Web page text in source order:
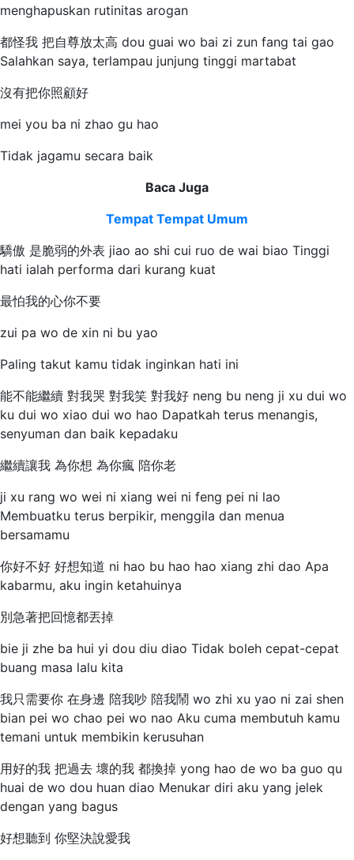
menghapuskan rutinitas arogan
都怪我 把自尊放太高 dou guai wo bai zi zun fang tai gao
Salahkan saya, terlampau junjung tinggi martabat
沒有把你照顧好
mei you ba ni zhao gu hao
Tidak jagamu secara baik
Baca Juga
Tempat Tempat Umum
驕傲 是脆弱的外表 jiao ao shi cui ruo de wai biao Tinggi
hati ialah performa dari kurang kuat
最怕我的心你不要
zui pa wo de xin ni bu yao
Paling takut kamu tidak inginkan hati ini
能不能繼續 對我哭 對我笑 對我好 neng bu neng ji xu dui wo
ku dui wo xiao dui wo hao Dapatkah terus menangis,
senyuman dan baik kepadaku
繼續讓我 為你想 為你瘋 陪你老
ji xu rang wo wei ni xiang wei ni feng pei ni lao
Membuatku terus berpikir, menggila dan menua
bersamamu
你好不好 好想知道 ni hao bu hao hao xiang zhi dao Apa
kabarmu, aku ingin ketahuinya
別急著把回憶都丟掉
bie ji zhe ba hui yi dou diu diao Tidak boleh cepat-cepat
buang masa lalu kita
我只需要你 在身邊 陪我吵 陪我鬧 wo zhi xu yao ni zai shen
bian pei wo chao pei wo nao Aku cuma membutuh kamu
temani untuk membikin kerusuhan
用好的我 把過去 壞的我 都換掉 yong hao de wo ba guo qu
huai de wo dou huan diao Menukar diri aku yang jelek
dengan yang bagus
好想聽到 你堅決說愛我